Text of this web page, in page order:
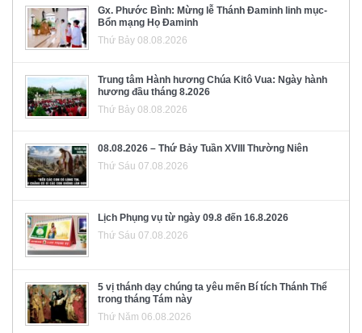
Gx. Phước Bình: Mừng lễ Thánh Đaminh linh mục-
Bổn mạng Họ Đaminh
Thứ Bảy 08.08.2026
Trung tâm Hành hương Chúa Kitô Vua: Ngày hành
hương đầu tháng 8.2026
Thứ Bảy 08.08.2026
08.08.2026 – Thứ Bảy Tuần XVIII Thường Niên
Thứ Sáu 07.08.2026
Lịch Phụng vụ từ ngày 09.8 đến 16.8.2026
Thứ Sáu 07.08.2026
5 vị thánh dạy chúng ta yêu mến Bí tích Thánh Thể
trong tháng Tám này
Thứ Năm 06.08.2026